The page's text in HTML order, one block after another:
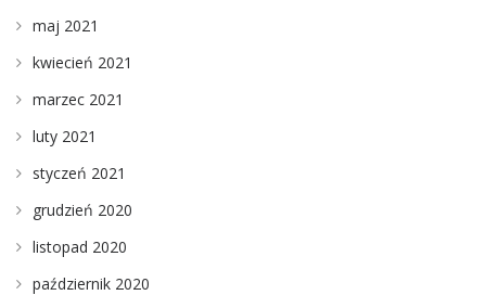
maj 2021
kwiecień 2021
marzec 2021
luty 2021
styczeń 2021
grudzień 2020
listopad 2020
październik 2020